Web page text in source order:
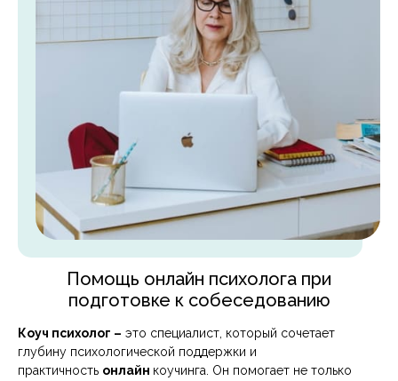
Помощь онлайн психолога при
подготовке к собеседованию
Коуч психолог – это специалист, который сочетает
глубину психологической поддержки и
практичность онлайн коучинга. Он помогает не только